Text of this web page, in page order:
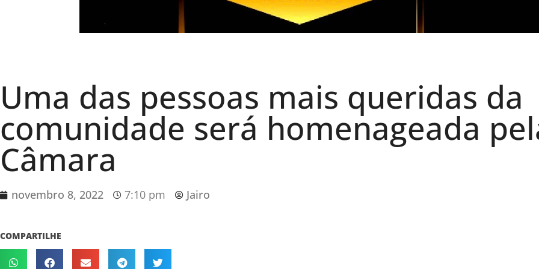
Uma das pessoas mais queridas da
comunidade será homenageada
Câmara
novembro 8, 2022 7:10 pm Jairo
COMPARTILHE